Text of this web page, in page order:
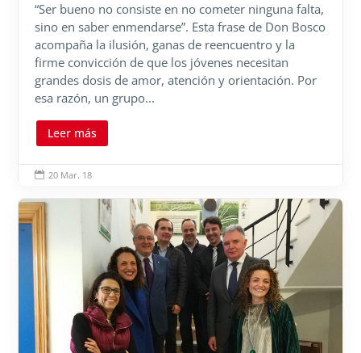
“Ser bueno no consiste en no cometer ninguna falta,
sino en saber enmendarse”. Esta frase de Don Bosco
acompaña la ilusión, ganas de reencuentro y la
firme convicción de que los jóvenes necesitan
grandes dosis de amor, atención y orientación. Por
esa razón, un grupo...
Leer más
 20 Mar. 18